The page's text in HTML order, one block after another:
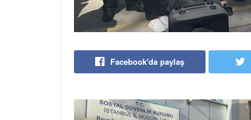
Facebook'da paylaş